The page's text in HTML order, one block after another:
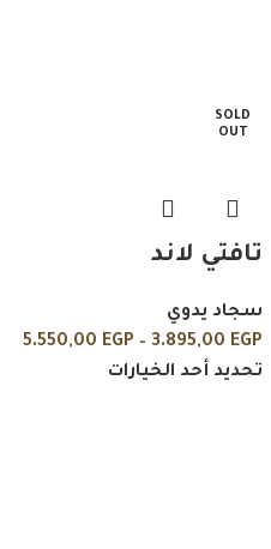
SOLD
OUT
تافتي لاند
سجاد يدوي
3.895,00 EGP
–
5.550,00 EGP
تحديد أحد الخيارات